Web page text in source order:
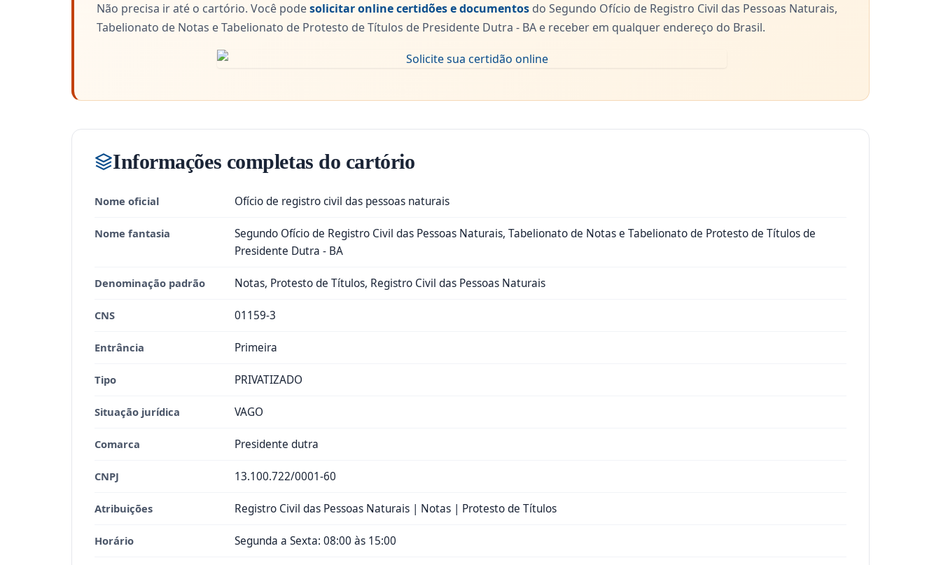
Não precisa ir até o cartório. Você podesolicitar online certidões e documentos do Segundo Ofício de Registro Civil das Pessoas Naturais,
Tabelionato de Notas e Tabelionato de Protesto de Títulos de Presidente Dutra - BA e receber em qualquer endereço do Brasil.
Informações completas do cartório
Nome oficial Ofício de registro civil das pessoas naturais
Nome fantasia
Segundo Ofício de Registro Civil das Pessoas Naturais, Tabelionato de Notas e Tabelionato de Protesto de Títulos de
Presidente Dutra - BA
Denominação padrão Notas, Protesto de Títulos, Registro Civil das Pessoas Naturais
CNS 01159-3
Entrância Primeira
Tipo PRIVATIZADO
Situação jurídica VAGO
Comarca Presidente dutra
CNPJ 13.100.722/0001-60
Atribuições Registro Civil das Pessoas Naturais | Notas | Protesto de Títulos
Horário Segunda a Sexta: 08:00 às 15:00